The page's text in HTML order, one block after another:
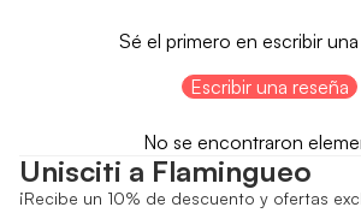
Sé el primero en escribir
Escribir una reseña
No se encontraron
Unisciti a Flamingueo
¡Recibe un 10% de descuento y ofertas